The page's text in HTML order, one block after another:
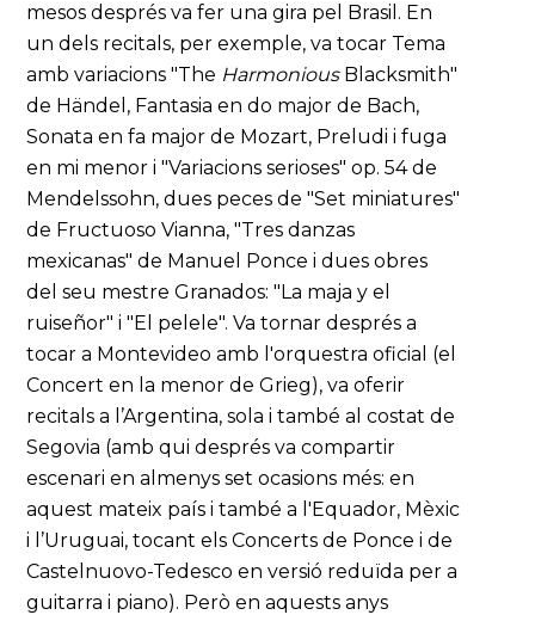
mesos després va fer una gira pel Brasil. En
un dels recitals, per exemple, va tocar Tema
amb variacions "The HarmoniousBlacksmith"
de Händel, Fantasia en do major de Bach,
Sonata en fa major de Mozart, Preludi i fuga
en mi menor i "Variacions serioses" op. 54 de
Mendelssohn, dues peces de "Set miniatures"
de Fructuoso Vianna, "Tres danzas
mexicanas" de Manuel Ponce i dues obres
del seu mestre Granados: "La maja y el
ruiseñor" i "El pelele". Va tornar després a
tocar a Montevideo amb l'orquestra oficial (el
Concert en la menor de Grieg), va oferir
recitals a l’Argentina, sola i també al costat de
Segovia (amb qui després va compartir
escenari en almenys set ocasions més: en
aquest mateix país i també a l'Equador, Mèxic
i l’Uruguai, tocant els Concerts de Ponce i de
Castelnuovo-Tedesco en versió reduïda per a
guitarra i piano). Però en aquests anys